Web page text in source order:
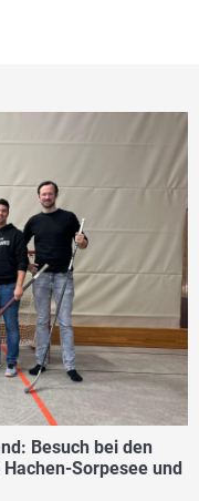
Besuch bei den
Sorpesee und